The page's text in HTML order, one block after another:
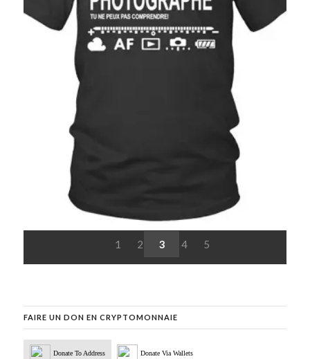
1 2 3 4 5
FAIRE UN DON EN CRYPTOMONNAIE
Donate To Address Donate Via Wallets